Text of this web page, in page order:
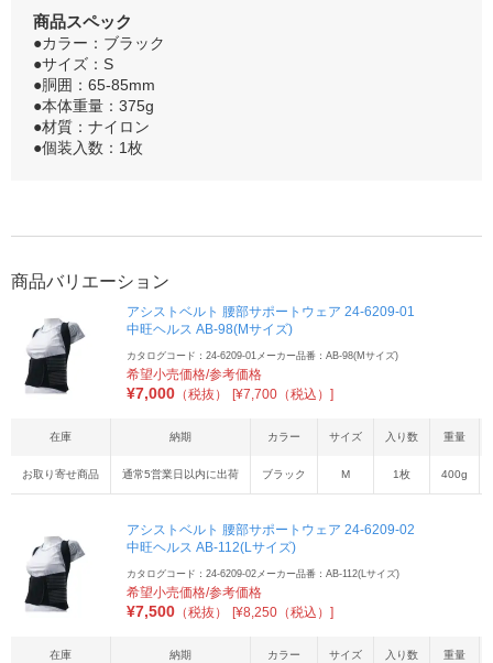
商品スペック
●カラー：ブラック
●サイズ：S
●胴囲：65-85mm
●本体重量：375g
●材質：ナイロン
●個装入数：1枚
商品バリエーション
アシストベルト 腰部サポートウェア 24-6209-01
中旺ヘルス AB-98(Mサイズ)
カタログコード：24-6209-01メーカー品番：AB-98(Mサイズ)
希望小売価格/参考価格
¥7,000 （税抜） [¥7,700（税込）]
在庫 納期 カラー サイズ 入り数 重量
お取り寄せ商品 通常5営業日以内に出荷 ブラック M 1枚 400g
アシストベルト 腰部サポートウェア 24-6209-02
中旺ヘルス AB-112(Lサイズ)
カタログコード：24-6209-02メーカー品番：AB-112(Lサイズ)
希望小売価格/参考価格
¥7,500 （税抜） [¥8,250（税込）]
在庫 納期 カラー サイズ 入り数 重量